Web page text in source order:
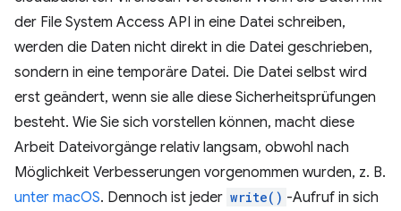
der File System Access API in eine Datei schreiben,
werden die Daten nicht direkt in die Datei geschrieben,
sondern in eine temporäre Datei. Die Datei selbst wird
erst geändert, wenn sie alle diese Sicherheitsprüfungen
besteht. Wie Sie sich vorstellen können, macht diese
Arbeit Dateivorgänge relativ langsam, obwohl nach
Möglichkeit Verbesserungen vorgenommen wurden, z. B.
unter macOS. Dennoch ist jeder write() -Aufruf in sich